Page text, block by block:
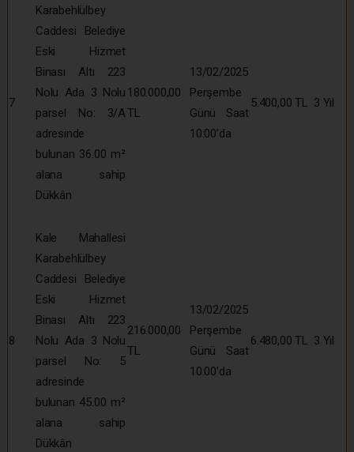
7
Karabehlülbey
Caddesi Belediye
Eski Hizmet
Binası Altı 223
Nolu Ada 3 Nolu
parsel No: 3/A
adresinde
bulunan 36.00 m²
alana sahip
Dükkân
180.000,00
TL
13/02/2025
Perşembe
Günü Saat
10:00’da
5.400,00 TL 3 Yıl
8
Kale Mahallesi
Karabehlülbey
Caddesi Belediye
Eski Hizmet
Binası Altı 223
Nolu Ada 3 Nolu
parsel No: 5
adresinde
bulunan 45.00 m²
alana sahip
Dükkân
216.000,00
TL
13/02/2025
Perşembe
Günü Saat
10:00’da
6.480,00 TL 3 Yıl